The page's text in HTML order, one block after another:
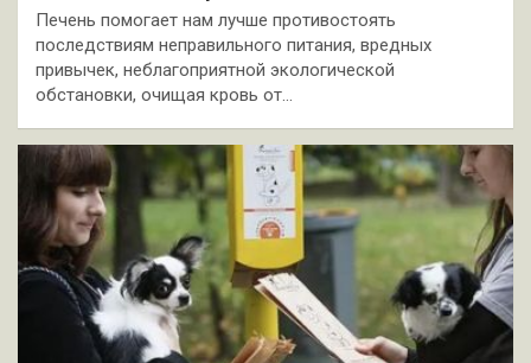
Печень помогает нам лучше противостоять
последствиям неправильного питания, вредных
привычек, неблагоприятной экологической
обстановки, очищая кровь от…